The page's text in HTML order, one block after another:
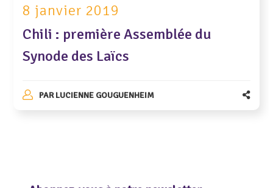
8 janvier 2019
Chili : première Assemblée du
Synode des Laïcs
PARLUCIENNE GOUGUENHEIM